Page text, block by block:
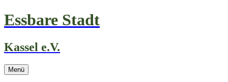
Zum
Inhalt
Essbare Stadt
Kassel e.V.
Menü